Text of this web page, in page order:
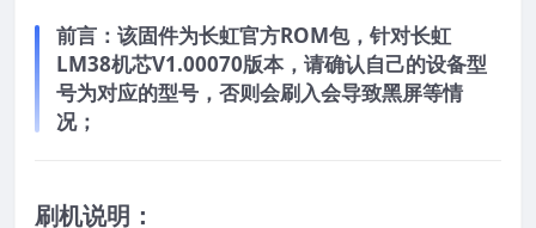
前言： 该固件为长虹官方ROM包，针对长虹
LM38机芯V1.00070版本，请确认自己的设备型
号为对应的型号，否则会刷入会导致黑屏等情
况；
刷机说明：